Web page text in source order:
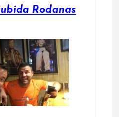
Rodanas